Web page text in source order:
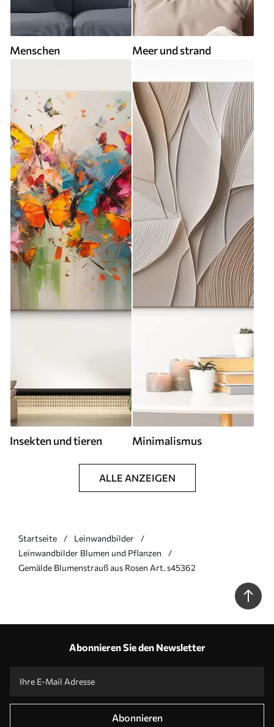
Menschen Meer und strand
Insekten und tieren Minimalismus
ALLE ANZEIGEN
Startseite
Leinwandbilder
Leinwandbilder Blumen und Pflanzen
Gemälde Blumenstrauß aus Rosen Art. s45362
Abonnieren Sie den Newsletter
Abonnieren